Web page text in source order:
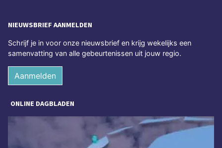
NIEUWSBRIEF AANMELDEN
Schrijf je in voor onze nieuwsbrief en krijg wekelijks een
samenvatting van alle gebeurtenissen uit jouw regio.
Aanmelden
ONLINE DAGBLADEN